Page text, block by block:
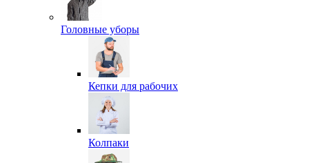
Головные уборы
Кепки для рабочих
Колпаки